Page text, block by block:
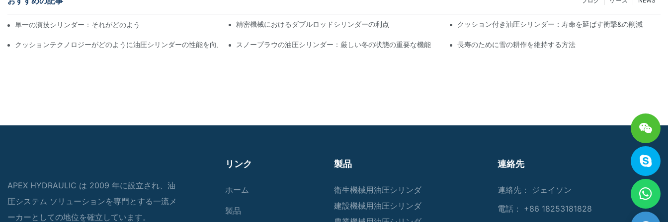
単一の演技シリンダー：それがどのように機能するか&一般的なアプリケーション精密機械におけるダブルロッドシリンダーの利点 クッション付き油圧シリンダー：寿命を延ばす衝撃&の削減
クッションテクノロジーがどのように油圧シリンダーの性能を向上させるかスノープラウの油圧シリンダー：厳しい冬の状態の重要な機能 長寿のために雪の耕作を維持する方法
APEX HYDRAULIC は 2009 年に設立され、油
圧システム ソリューションを専門とする一流メ
ーカーとしての地位を確立しています。
リンク
ホーム
製品
製品
衛生機械用油圧シリンダ
建設機械用油圧シリンダ
連絡先
連絡先： ジェイソン
電話： +86 18253181828